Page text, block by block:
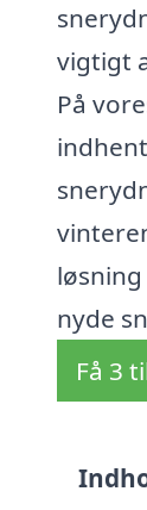
vigtigt
På
nyde
Få 3